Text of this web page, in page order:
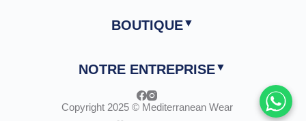
BOUTIQUE
NOTRE ENTREPRISE
Copyright 2025 © Mediterranean Wear